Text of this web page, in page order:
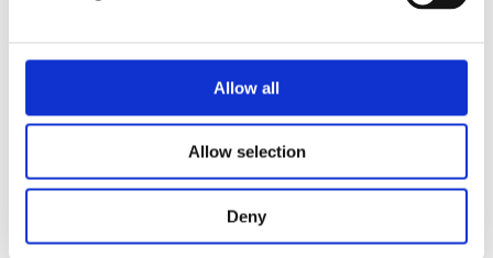
Allow all
Allow selection
Deny
pamięci masowej zdolnego sprostać
względu na skalę i wymagania projektu
przeprowadzono szczegółowy proces analizy
rynku. „Od wielu lat jesteśmy dużym
konsumentem rozwiązań klasy enterprise” —
tłumaczy menedżer. „Dzięki temu doskonale
znamy dostępne technologie oraz ofertę
głównych dostawców na rynku”.